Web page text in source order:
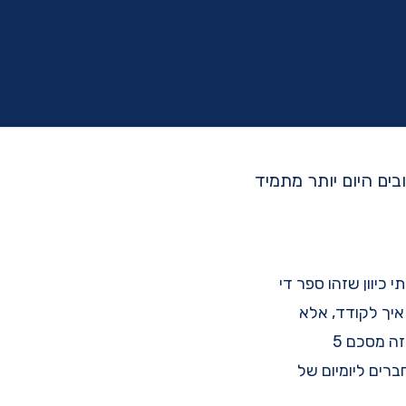
שזהו ספר די
איך לקודד, אלא
איך לחשוב ולהתנהג כמו איש מקצוע שמפתח תוכנה - אומן (Craftsman). הפוסט הזה מסכם 5
ליומיום של